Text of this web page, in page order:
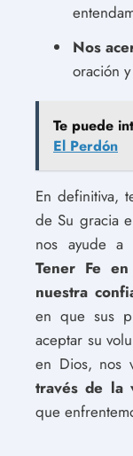
Nos
oración
Te puede
El Perdón
En definitiva,
de Su gracia
nos ayude a
Tener Fe
nuestra
en que sus
aceptar su
en Dios, nos
través de la
que